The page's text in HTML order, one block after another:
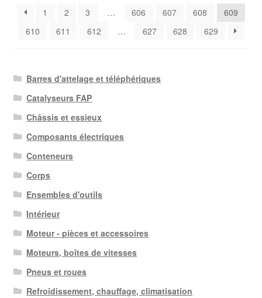
récent
au
1 2 3 … 606 607 608
609
610
611 612 … 627 628 629
Barres d'attelage et téléphériques
Catalyseurs FAP
Châssis et essieux
Composants électriques
Conteneurs
Corps
Ensembles d'outils
Intérieur
Moteur - pièces et accessoires
Moteurs, boîtes de vitesses
Pneus et roues
Refroidissement, chauffage, climatisation